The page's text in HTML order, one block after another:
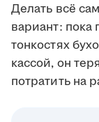
Делать всё
вариант: пока
тонкостях
кассой, он
потратить на